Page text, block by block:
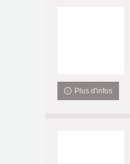
Plus d'infos